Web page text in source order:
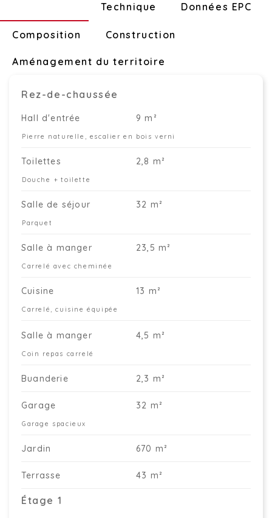
Technique Données EPC
Composition Construction
Aménagement du territoire
Rez-de-chaussée
Hall d'entrée 9 m²
Pierre naturelle, escalier en bois verni
Toilettes 2,8 m²
Douche + toilette
Salle de séjour 32 m²
Parquet
Salle à manger 23,5 m²
Carrelé avec cheminée
Cuisine 13 m²
Carrelé, cuisine équipée
Salle à manger 4,5 m²
Coin repas carrelé
Buanderie 2,3 m²
Garage 32 m²
Garage spacieux
Jardin 670 m²
Terrasse 43 m²
Étage 1